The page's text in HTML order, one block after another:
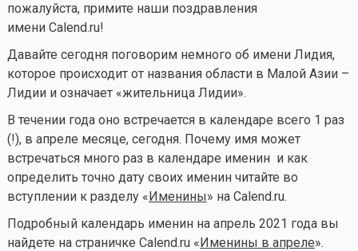
пожалуйста, примите наши поздравления
имени Calend.ru!
Давайте сегодня поговорим немного об имени Лидия,
которое происходит от названия области в Малой Азии –
Лидии и означает «жительница Лидии».
В течении года оно встречается в календаре всего 1 раз
(!), в апреле месяце, сегодня. Почему имя может
встречаться много раз в календаре именин и как
определить точно дату своих именин читайте во
вступлении к разделу «Именины» на Calend.ru.
Подробный календарь именин на апрель 2021 года вы
найдете на страничке Calend.ru «Именины в апреле».